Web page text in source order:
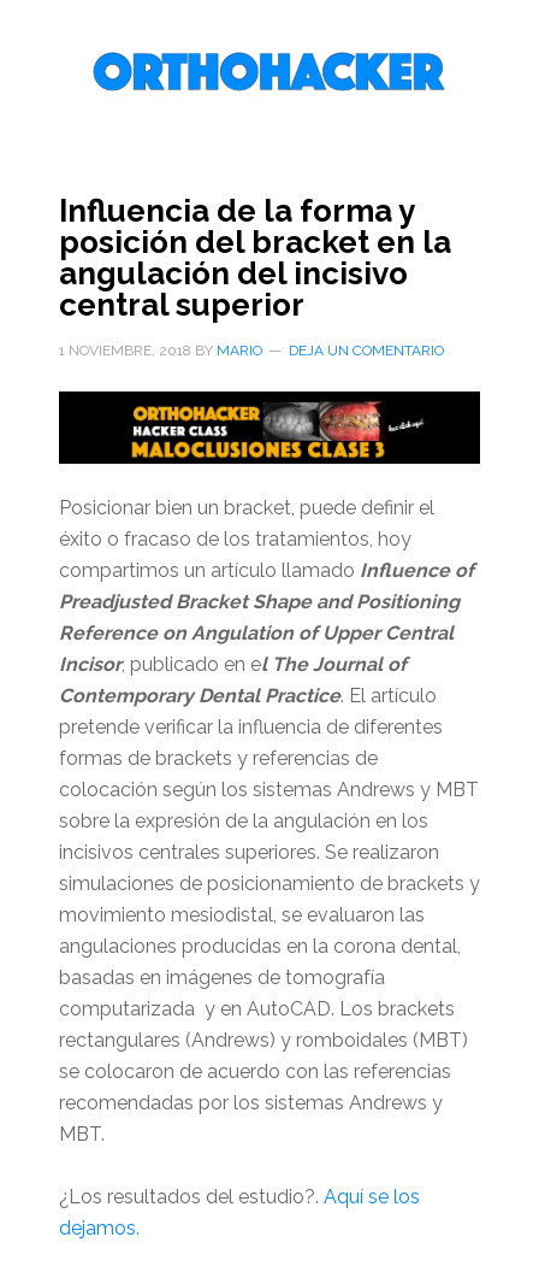
Influencia de la forma y
posición del bracket en la
angulación del incisivo
central superior
1 NOVIEMBRE, 2018 BY MARIO DEJA UN COMENTARIO
Posicionar bien un bracket, puede definir el
éxito o fracaso de los tratamientos, hoy
compartimos un artículo llamado Influence of
Preadjusted Bracket Shape and Positioning
Reference on Angulation of Upper Central
Incisor, publicado en el The Journal of
Contemporary Dental Practice. El artículo
pretende verificar la influencia de diferentes
formas de brackets y referencias de
colocación según los sistemas Andrews y MBT
sobre la expresión de la angulación en los
incisivos centrales superiores. Se realizaron
simulaciones de posicionamiento de brackets y
movimiento mesiodistal, se evaluaron las
angulaciones producidas en la corona dental,
basadas en imágenes de tomografía
computarizada y en AutoCAD. Los brackets
rectangulares (Andrews) y romboidales (MBT)
se colocaron de acuerdo con las referencias
recomendadas por los sistemas Andrews y
MBT.
¿Los resultados del estudio?. Aquí se los
dejamos.